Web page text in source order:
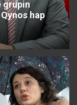
grupin
hap